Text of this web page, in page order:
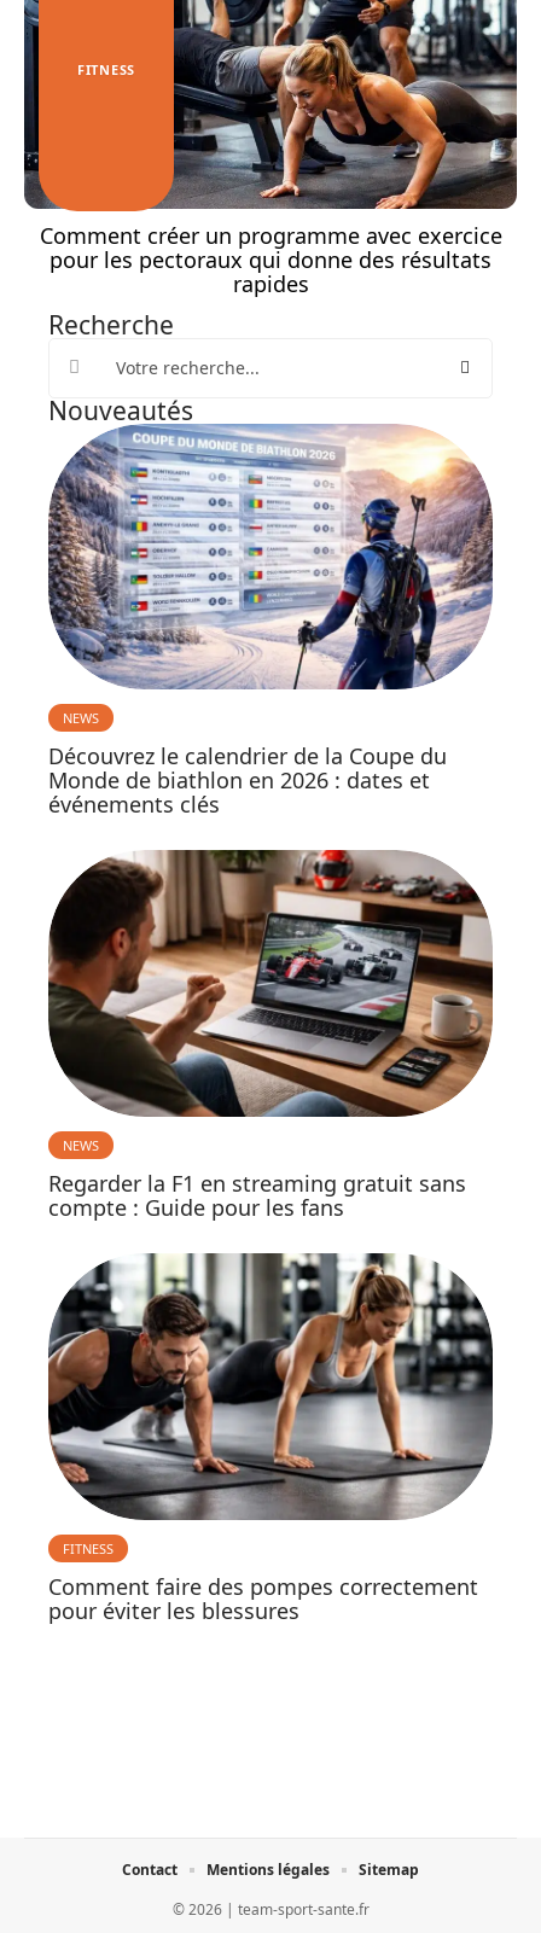
FITNESS
Comment créer un programme avec exercice
pour les pectoraux qui donne des résultats
rapides
Recherche
Nouveautés
NEWS
Découvrez le calendrier de la Coupe du
Monde de biathlon en 2026 : dates et
événements clés
NEWS
Regarder la F1 en streaming gratuit sans
compte : Guide pour les fans
FITNESS
Comment faire des pompes correctement
pour éviter les blessures
© 2026 | team-sport-sante.fr
Contact Mentions légales Sitemap